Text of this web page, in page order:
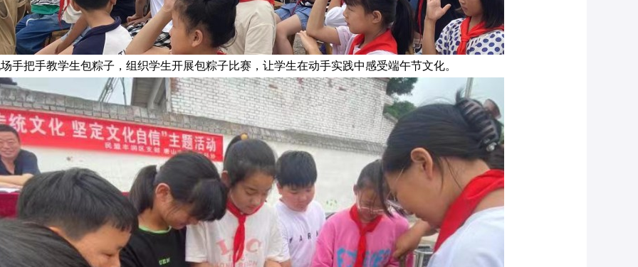
手把手教学生包粽子，组织学生开展包粽子比赛，让学生在动手实践中感受端午节文化。